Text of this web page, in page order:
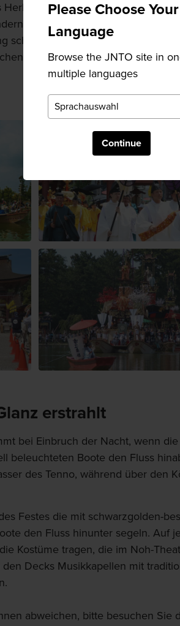
Please Choose Your
Language
Browse the JNTO site in
multiple languages
Continue
und andere traditionelle
Zwischen den einzelnen
schlendern und sich unter die in
um das Festessen und die
erstrahlt
bei Einbruch der Nacht, wenn
beleuchteten Boote den Fluss
des Tenno, während über den
Festes die mit schwarzgolden-
den Fluss hinunter segeln. Auf
Kostüme tragen, die im Noh-
Decks Musikkapellen mit
abweichen, bitte besuchen Sie